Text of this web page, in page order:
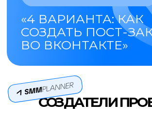
Настройка рекламы — популярный
вид онлайн заработка. Вы сможете
выйти на доход начального уровня